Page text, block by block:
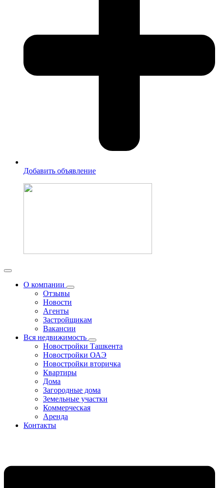
Добавить объявление
О компании
Отзывы
Новости
Агенты
Застройщикам
Вакансии
Вся недвижимость
Новостройки Ташкента
Новостройки ОАЭ
Новостройки вторичка
Квартиры
Дома
Загородные дома
Земельные участки
Коммерческая
Аренда
Контакты